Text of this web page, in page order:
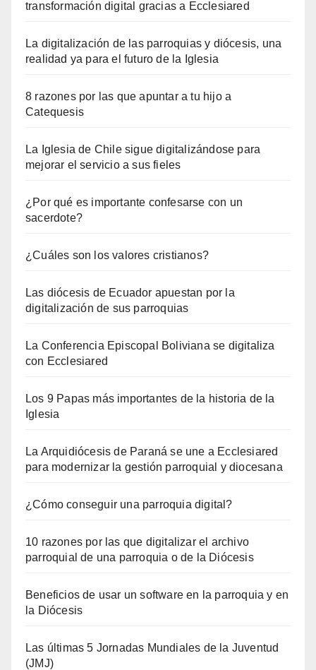
transformación digital gracias a Ecclesiared
La digitalización de las parroquias y diócesis, una
realidad ya para el futuro de la Iglesia
8 razones por las que apuntar a tu hijo a
Catequesis
La Iglesia de Chile sigue digitalizándose para
mejorar el servicio a sus fieles
¿Por qué es importante confesarse con un
sacerdote?
¿Cuáles son los valores cristianos?
Las diócesis de Ecuador apuestan por la
digitalización de sus parroquias
La Conferencia Episcopal Boliviana se digitaliza
con Ecclesiared
Los 9 Papas más importantes de la historia de la
Iglesia
La Arquidiócesis de Paraná se une a Ecclesiared
para modernizar la gestión parroquial y diocesana
¿Cómo conseguir una parroquia digital?
10 razones por las que digitalizar el archivo
parroquial de una parroquia o de la Diócesis
Beneficios de usar un software en la parroquia y en
la Diócesis
Las últimas 5 Jornadas Mundiales de la Juventud
(JMJ)